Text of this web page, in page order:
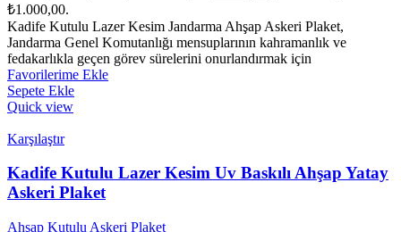
₺1.000,00.
Kadife Kutulu Lazer Kesim Jandarma Ahşap Askeri Plaket,
Jandarma Genel Komutanlığı mensuplarının kahramanlık ve
fedakarlıkla geçen görev sürelerini onurlandırmak için
Favorilerime Ekle
Sepete Ekle
Quick view
Karşılaştır
Kadife Kutulu Lazer Kesim Uv Baskılı Ahşap Yatay
Askeri Plaket
Ahşap Kutulu Askeri Plaket